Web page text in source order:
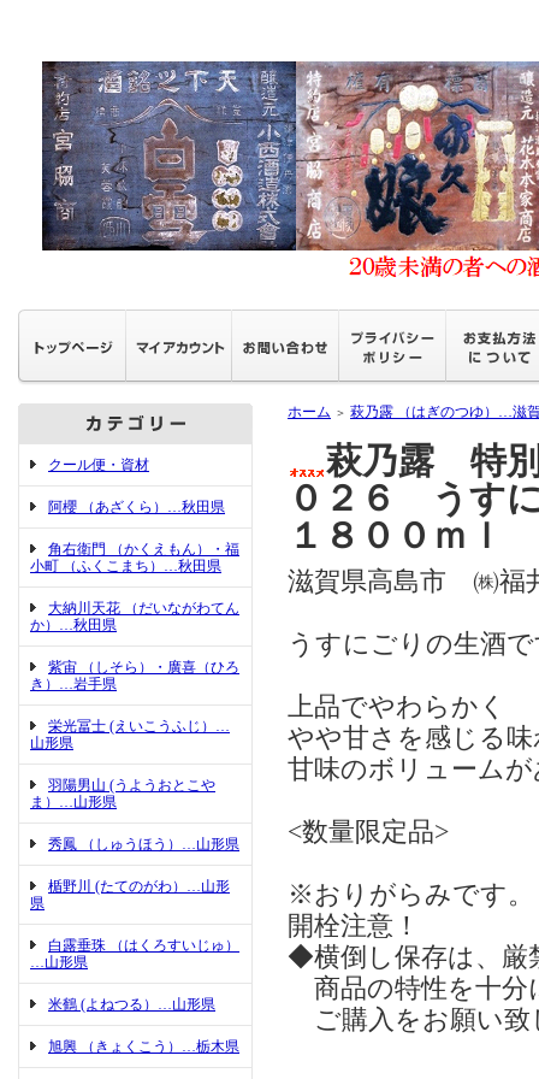
クール便・資材
阿櫻 （あざくら）…秋田県
角右衛門 （かくえもん）・福
小町 （ふくこまち）…秋田県
大納川天花 （だいながわてん
か）…秋田県
紫宙 （しそら）・廣喜（ひろ
き）…岩手県
栄光冨士 (えいこうふじ）…
山形県
羽陽男山 (うようおとこや
ま）…山形県
秀鳳 （しゅうほう）…山形県
楯野川 (たてのがわ）…山形
県
白露垂珠 （はくろすいじゅ）
…山形県
米鶴 (よねつる）…山形県
旭興 （きょくこう）…栃木県
ホーム ＞ 萩乃露 （はぎのつゆ）…滋
萩乃露 特
０２６ うす
１８００ｍｌ
滋賀県高島市 ㈱福
うすにごりの生酒
上品でやわらかく
やや甘さを感じる
甘味のボリューム
<数量限定品>
※おりがらみです。
開栓注意！
◆横倒し保存は、厳
商品の特性を十分
ご購入をお願い